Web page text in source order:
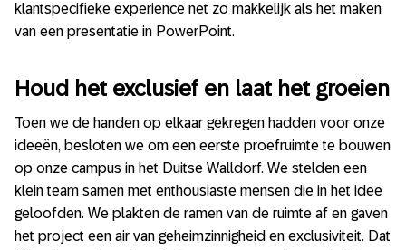
klantspecifieke experience net zo makkelijk als het maken
van een presentatie in PowerPoint.
Houd het exclusief en laat het groeien
Toen we de handen op elkaar gekregen hadden voor onze
ideeën, besloten we om een eerste proefruimte te bouwen
op onze campus in het Duitse Walldorf. We stelden een
klein team samen met enthousiaste mensen die in het idee
geloofden. We plakten de ramen van de ruimte af en gaven
het project een air van geheimzinnigheid en exclusiviteit. Dat